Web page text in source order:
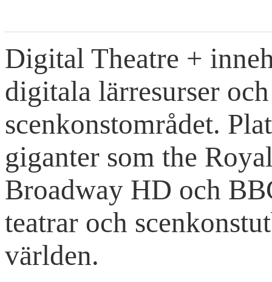
Digital Theatre +
digitala lärresurser
scenkonstområdet.
giganter som the
Broadway HD och
teatrar och
världen.